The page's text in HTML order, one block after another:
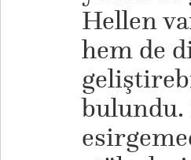
Hellen
hem de
bulundu.